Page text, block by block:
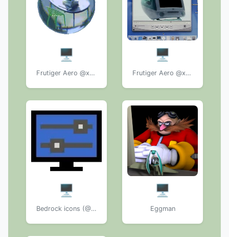
🖥️
Frutiger Aero @xkysluv
🖥️
Frutiger Aero @xkysluv
🖥️
Bedrock icons (@StickersMinecraft)
🖥️
Eggman